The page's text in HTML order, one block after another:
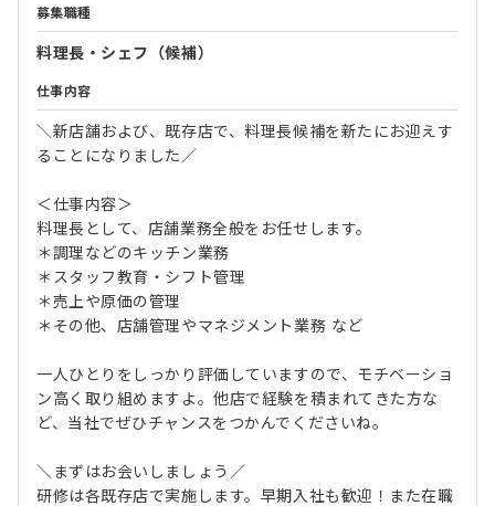
募集職種
料理長・シェフ（候補）
仕事内容
＼新店舗および、既存店で、料理長候補を新たにお迎えす
ることになりました／
＜仕事内容＞
料理長として、店舗業務全般をお任せします。
＊調理などのキッチン業務
＊スタッフ教育・シフト管理
＊売上や原価の管理
＊その他、店舗管理やマネジメント業務 など
一人ひとりをしっかり評価していますので、モチベーショ
ン高く取り組めますよ。他店で経験を積まれてきた方な
ど、当社でぜひチャンスをつかんでくださいね。
＼まずはお会いしましょう／
研修は各既存店で実施します。早期入社も歓迎！また在職